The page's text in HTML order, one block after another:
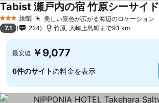
3 ホテルのランク
旅館 美しい景色が広がる海辺のロケーション
Tabist 瀬戸内の宿 竹原シーサイド
7.1 224 竹原, 大崎上島町まで9.1 km
最安値 ￥9,077
6件のサイトの料金を表示